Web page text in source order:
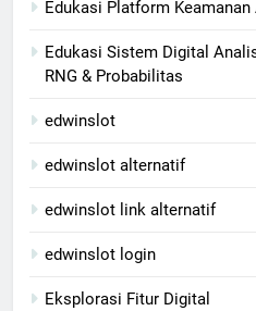
Edukasi Platform
Edukasi Sistem Digital
RNG & Probabilitas
edwinslot
edwinslot alternatif
edwinslot link alternatif
edwinslot login
Eksplorasi Fitur Digital